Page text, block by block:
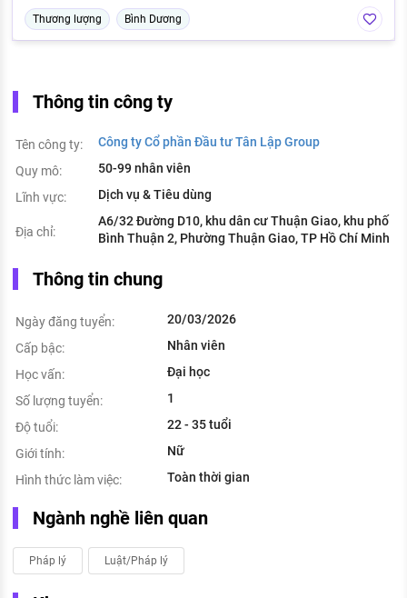
Thương lượng Bình Dương
Thông tin công ty
Tên công ty:
Công ty Cổ phần Đầu tư Tân Lập Group
Quy mô:
50-99 nhân viên
Lĩnh vực:
Dịch vụ & Tiêu dùng
Địa chỉ:
A6/32 Đường D10, khu dân cư Thuận Giao, khu phố
Bình Thuận 2, Phường Thuận Giao, TP Hồ Chí Minh
Thông tin chung
Ngày đăng tuyển:
20/03/2026
Cấp bậc:
Nhân viên
Học vấn:
Đại học
Số lượng tuyển:
1
Độ tuổi:
22 - 35 tuổi
Giới tính:
Nữ
Hình thức làm việc:
Toàn thời gian
Ngành nghề liên quan
Pháp lý Luật/Pháp lý